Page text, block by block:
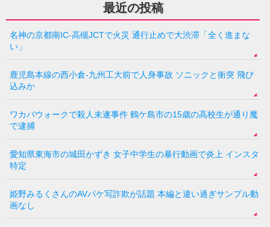
最近の投稿
名神の京都南IC-高槻JCTで火災 通行止めで大渋滞「全く進まな
い」
鹿児島本線の西小倉-九州工大前で人身事故 ソニックと衝突 飛び
込みか
ワカバウォークで殺人未遂事件 鶴ケ島市の15歳の高校生が通り魔
で逮捕
愛知県東海市の城田かずき 女子中学生の暴行動画で炎上 インスタ
特定
姫野みるくさんのAVパケ写詐欺が話題 本編と違い過ぎサンプル動
画なし